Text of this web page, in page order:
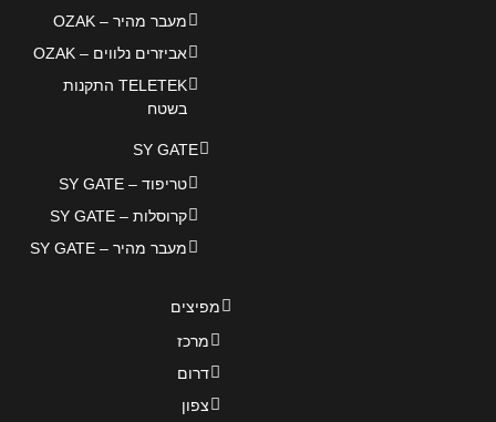
מעבר מהיר – OZAK
אביזרים נלווים – OZAK
TELETEK התקנות
בשטח
SY GATE
טריפוד – SY GATE
קרוסלות – SY GATE
מעבר מהיר – SY GATE
מפיצים
מרכז
דרום
צפון